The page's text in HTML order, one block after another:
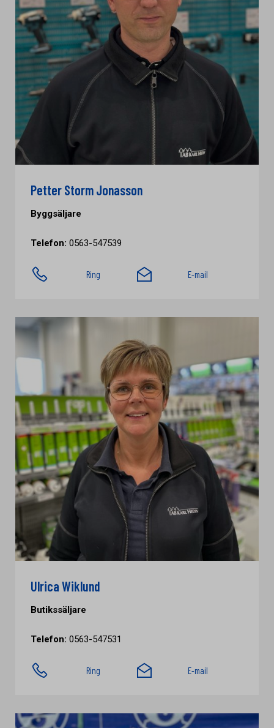
Petter Storm Jonasson
Byggsäljare
Telefon: 0563-547539
Ring E-mail
Ulrica Wiklund
Butikssäljare
Telefon: 0563-547531
Ring E-mail